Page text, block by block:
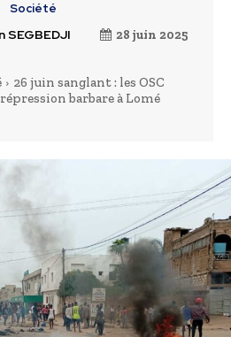
Société
SEGBEDJI 28 juin 2025
26 juin sanglant : les OSC
barbare à Lomé